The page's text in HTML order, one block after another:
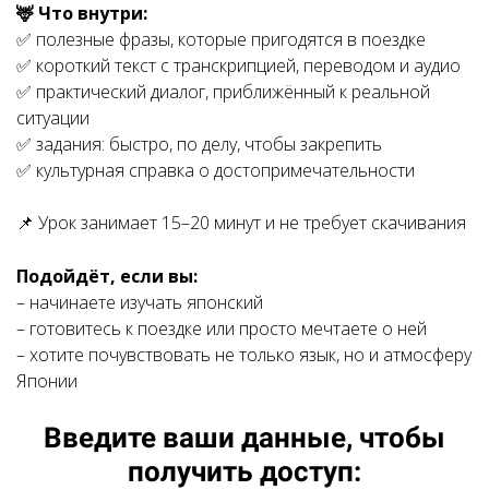
🦌 Что внутри:
✅ полезные фразы, которые пригодятся в поездке
✅ короткий текст с транскрипцией, переводом и аудио
✅ практический диалог, приближённый к реальной
ситуации
✅ задания: быстро, по делу, чтобы закрепить
✅ культурная справка о достопримечательности
📌 Урок занимает 15–20 минут и не требует скачивания
Подойдёт, если вы:
– начинаете изучать японский
– готовитесь к поездке или просто мечтаете о ней
– хотите почувствовать не только язык, но и атмосферу
Японии
Введите ваши данные, чтобы
получить доступ: